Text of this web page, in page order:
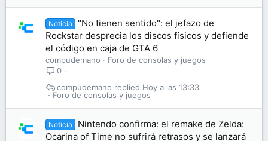
Noticia
"No tienen sentido": el jefazo de
Rockstar desprecia los discos físicos y defiende
el código en caja de GTA 6
compudemano
Foro de consolas y juegos
0
Foro de consolas y juegos
Hoy a las 13:33
compudemano
Noticia
Nintendo confirma: el remake de Zelda:
Ocarina of Time no sufrirá retrasos y se lanzará